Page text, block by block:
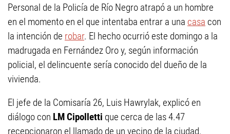
Personal de la Policía de Río Negro atrapó a un hombre
en el momento en el que intentaba entrar a una casa con
la intención de robar. El hecho ocurrió este domingo a la
madrugada en Fernández Oro y, según información
policial, el delincuente sería conocido del dueño de la
vivienda.
El jefe de la Comisaría 26, Luis Hawrylak, explicó en
diálogo con LM Cipolletti que cerca de las 4.47
recepcionaron el llamado de un vecino de la ciudad,